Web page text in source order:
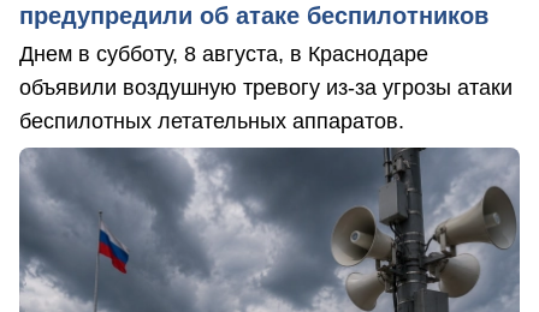
предупредили об атаке беспилотников
Днем в субботу, 8 августа, в Краснодаре
объявили воздушную тревогу из-за угрозы атаки
беспилотных летательных аппаратов.